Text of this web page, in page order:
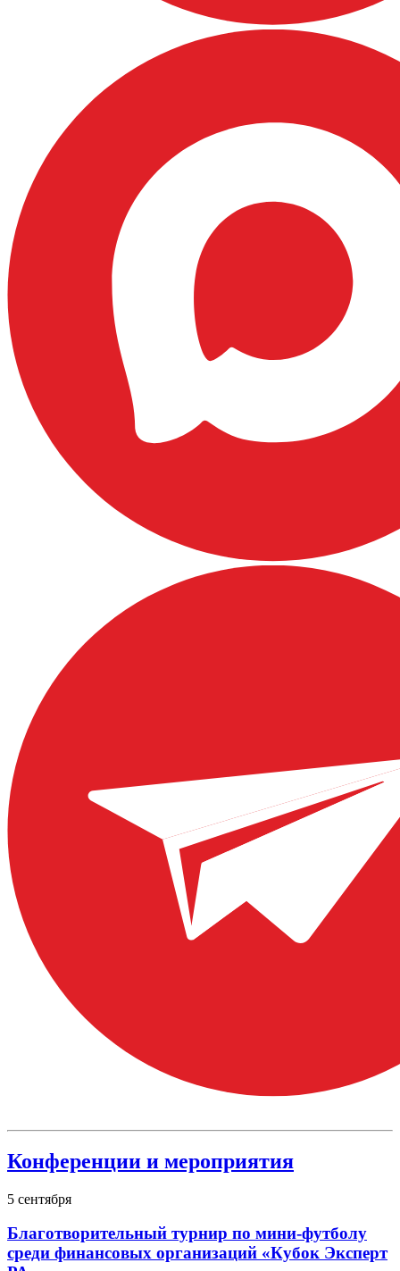
Конференции и мероприятия
5 сентября
Благотворительный турнир по мини-футболу
среди финансовых организаций «Кубок Эксперт